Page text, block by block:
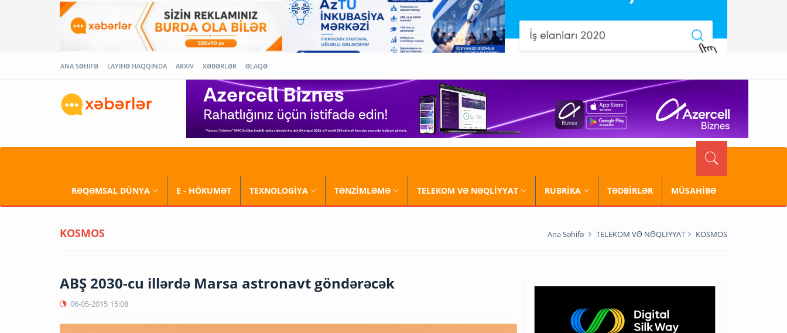
ANA SƏHİFƏ LAYİHƏ HAQQINDA ARXİV XƏBƏRLƏR ƏLAQƏ
RƏQƏMSAL DÜNYA E - HÖKUMƏT TEXNOLOGİYA TƏNZİMLƏMƏ TELEKOM VƏ NƏQLİYYAT RUBRİKA TƏDBİRLƏR MÜSAHİBƏ
KOSMOS Ana Səhifə TELEKOM VƏ NƏQLİYYAT KOSMOS
ABŞ 2030-cu illərdə Marsa astronavt göndərəcək
06-05-2015 15:08